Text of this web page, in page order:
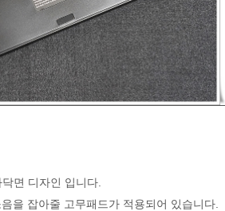
닥면 디자인 입니다.
을 잡아줄 고무패드가 적용되어 있습니다.